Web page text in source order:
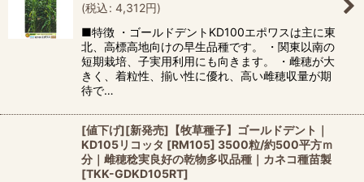
(税込: 4,312円)
■特徴 ・ゴールドデントKD100エポワスは主に東
北、高標高地向けの早生品種です。 ・関東以南の
短期栽培、子実用利用にも向きます。 ・雌穂が大
きく、着粒性、揃い性に優れ、高い雌穂収量が期
待で…
[値下げ][新発売]【牧草種子】ゴールドデント｜
KD105リコッタ [RM105] 3500粒/約500平方ｍ
分｜雌穂稔実良好の乾物多収品種｜カネコ種苗製
[TKK-GDKD105RT]